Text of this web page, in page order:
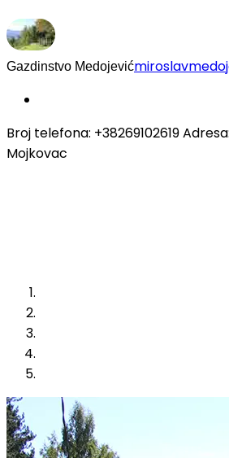
Gazdinstvo Medojević
Broj telefona: +38269102619
Mojkovac